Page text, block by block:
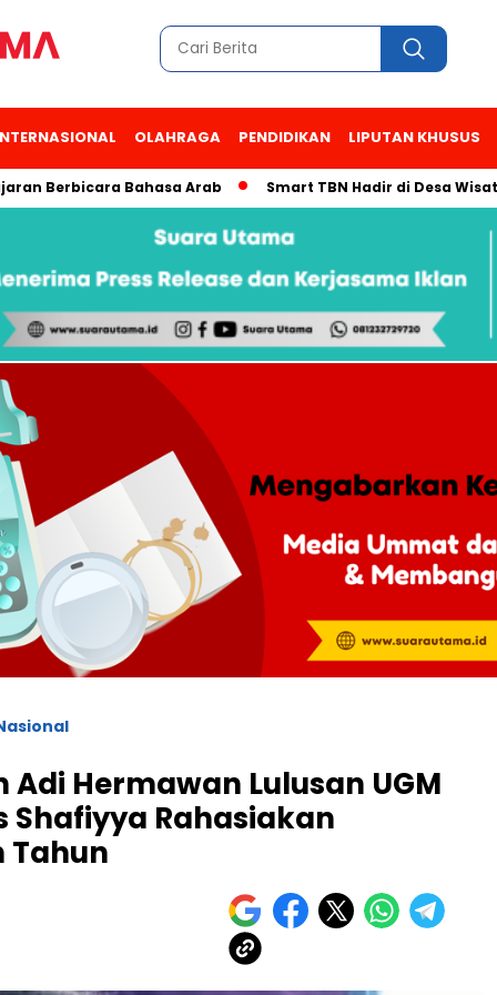
OLAHRAGA PENDIDIKAN LIPUTAN KHUSUS
Bahasa Arab Smart TBN Hadir di Desa Wisata
Hermawan Lulusan UGM
Rahasiakan
Tahun